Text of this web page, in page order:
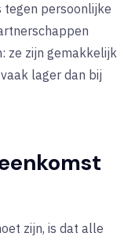
tegen persoonlijke
ze zijn gemakkelijk
lager dan bij
zijn, is dat alle